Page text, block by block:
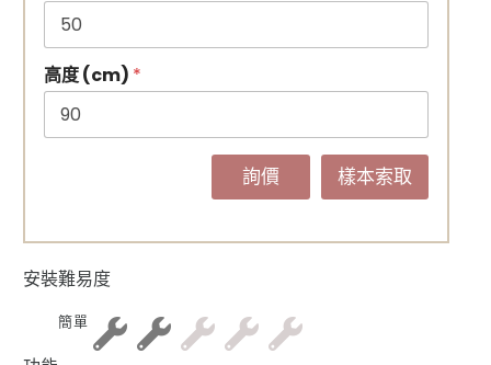
高度 (cm) *
詢價 樣本索取
安裝難易度
簡單